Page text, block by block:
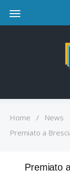
Home / News
Premiato a
Premiato